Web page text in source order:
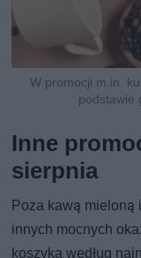
W promocji m.in.
podstawie
Inne
sierpnia
Poza kawą mieloną
innych mocnych
koszyka według